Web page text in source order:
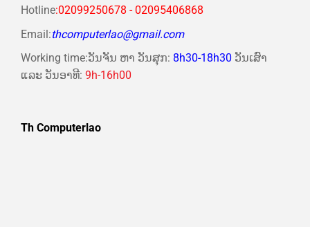
Hotline:02099250678 - 02095406868
Email:thcomputerlao@gmail.com
Working time:ວັນຈັນ ຫາ ວັນສຸກ: 8h30-18h30 ວັນເສົາ
ແລະ ວັນອາທີ: 9h-16h00
Th Computerlao